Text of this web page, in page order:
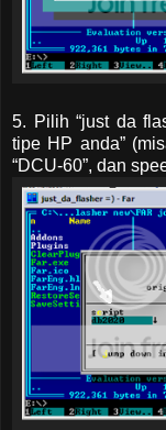
5. Pilih “just da
tipe HP anda”
“DCU-60”, dan